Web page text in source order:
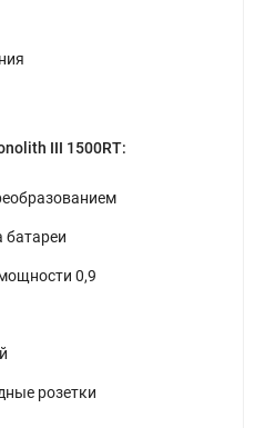
III 1500RT:
батареи
0,9
розетки